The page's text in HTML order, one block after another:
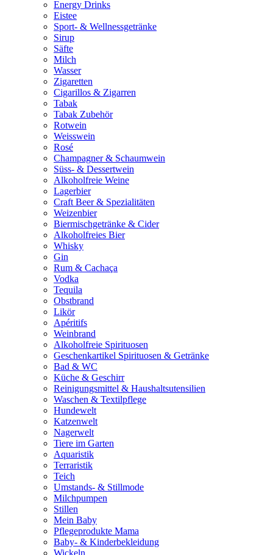
Energy Drinks
Eistee
Sport- & Wellnessgetränke
Sirup
Säfte
Milch
Wasser
Zigaretten
Cigarillos & Zigarren
Tabak
Tabak Zubehör
Rotwein
Weisswein
Rosé
Champagner & Schaumwein
Süss- & Dessertwein
Alkoholfreie Weine
Lagerbier
Craft Beer & Spezialitäten
Weizenbier
Biermischgetränke & Cider
Alkoholfreies Bier
Whisky
Gin
Rum & Cachaça
Vodka
Tequila
Obstbrand
Likör
Apéritifs
Weinbrand
Alkoholfreie Spirituosen
Geschenkartikel Spirituosen & Getränke
Bad & WC
Küche & Geschirr
Reinigungsmittel & Haushaltsutensilien
Waschen & Textilpflege
Hundewelt
Katzenwelt
Nagerwelt
Tiere im Garten
Aquaristik
Terraristik
Teich
Umstands- & Stillmode
Milchpumpen
Stillen
Mein Baby
Pflegeprodukte Mama
Baby- & Kinderbekleidung
Wickeln